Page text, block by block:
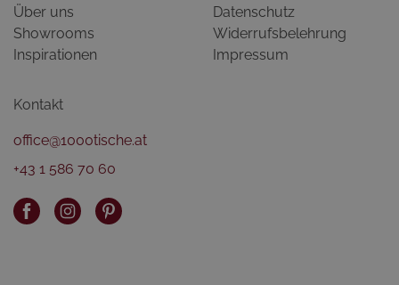
Über uns
Showrooms
Inspirationen
Datenschutz
Widerrufsbelehrung
Impressum
Kontakt
office@1000tische.at
+43 1 586 70 60